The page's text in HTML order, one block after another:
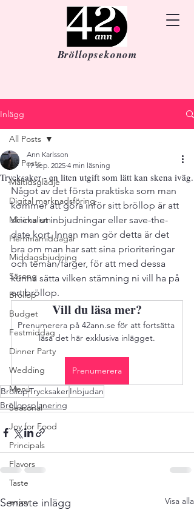
Bröllopsekonom
Inlägg
All Posts
Måltidsglädje
Digital marknadsföring
Minimalism
Hemmamiddagar
Middagsbjudning
Säsong
Bröllop
Budget
Festmiddag
Dinner Party
Wedding
Menu
Seasonal
Joy for Food
Principals
Flavors
Taste
enjoy
All Posts
Trycksaker - en liten utgift som lätt kan skena iväg.
Ann Karlsson
17 sep. 2025 4 min läsning
Något av det första praktiska som man
kommer att göra inför sitt bröllop är att
skicka ut inbjudningar eller save-the-
date kort. Innan man gör detta är det
bra om man har satt sina prioriteringar
och teman/färger, för att med dessa
kunna sätta vilken stämning ni vill ha på
ert bröllop.
Vill du läsa mer?
Prenumerera på 42ann.se för att fortsätta
läsa det här exklusiva inlägget.
Prenumerera
BröllopTrycksakerInbjudan
Bröllopsplanering
Senaste inlägg Visa alla